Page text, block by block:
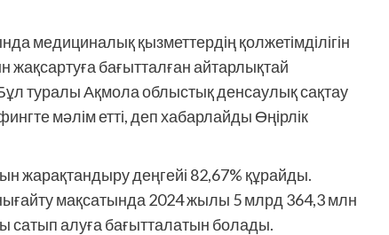
медициналық қызметтердің қолжетімділігін
жақсартуға бағытталған айтарлықтай
туралы Ақмола облыстық денсаулық сақтау
мәлім етті, деп хабарлайды Өңірлік
жарақтандыру деңгейі 82,67% құрайды.
мақсатында 2024 жылы 5 млрд 364,3 млн
сатып алуға бағытталатын болады.